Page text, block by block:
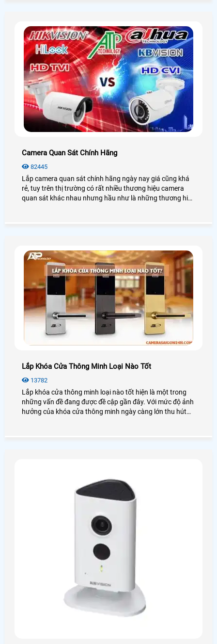
Camera Quan Sát Chính Hãng
82445
Lắp camera quan sát chính hãng ngày nay giá cũng khá
rẻ, tuy trên thị trường có rất nhiều thương hiệu camera
quan sát khác nhau nhưng hầu như là những thương hiệu
Lắp Khóa Cửa Thông Minh Loại Nào Tốt
13782
Lắp khóa cửa thông minh loại nào tốt hiện là một trong
những vấn đề đang được đề cập gần đây. Với mức độ ảnh
hưởng của khóa cửa thông minh ngày càng lớn thu hút